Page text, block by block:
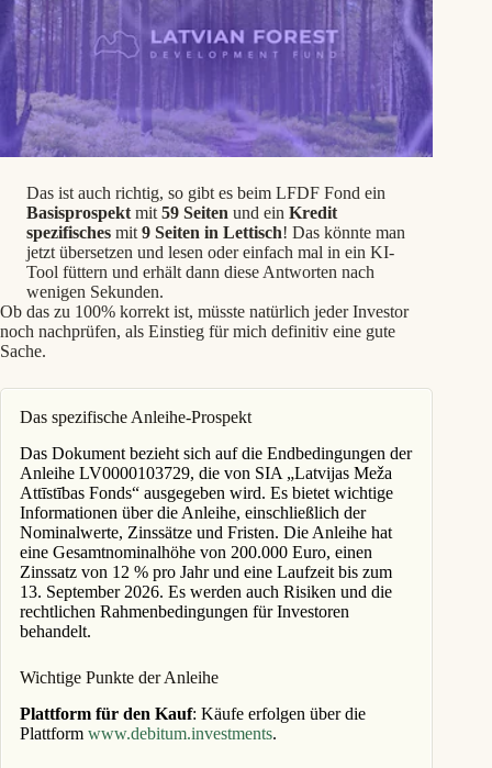
Das ist auch richtig, so gibt es beim LFDF Fond ein
Basisprospekt mit 59 Seiten und ein Kredit
spezifisches mit 9 Seiten in Lettisch! Das könnte man
jetzt übersetzen und lesen oder einfach mal in ein KI-
Tool füttern und erhält dann diese Antworten nach
wenigen Sekunden.
Ob das zu 100% korrekt ist, müsste natürlich jeder Investor
noch nachprüfen, als Einstieg für mich definitiv eine gute
Sache.
Das spezifische Anleihe-Prospekt
Das Dokument bezieht sich auf die Endbedingungen der
Anleihe LV0000103729, die von SIA „Latvijas Meža
Attīstības Fonds“ ausgegeben wird. Es bietet wichtige
Informationen über die Anleihe, einschließlich der
Nominalwerte, Zinssätze und Fristen. Die Anleihe hat
eine Gesamtnominalhöhe von 200.000 Euro, einen
Zinssatz von 12 % pro Jahr und eine Laufzeit bis zum
13. September 2026. Es werden auch Risiken und die
rechtlichen Rahmenbedingungen für Investoren
behandelt.
Wichtige Punkte der Anleihe
Plattform für den Kauf: Käufe erfolgen über die
Plattform www.debitum.investments.